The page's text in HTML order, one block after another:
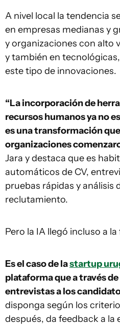
A nivel local la tendencia
en empresas medianas y
y organizaciones con alto
y también en
este tipo de innovaciones.
“La incorporación de
recursos humanos ya no
es una transformación
organizaciones
Jara y destaca que es
automáticos de CV,
pruebas rápidas y análisis
reclutamiento.
Pero la IA llegó incluso a
Es el caso de lastartup
plataforma que a través
entrevistas a los
disponga según los
después, da feedback a la